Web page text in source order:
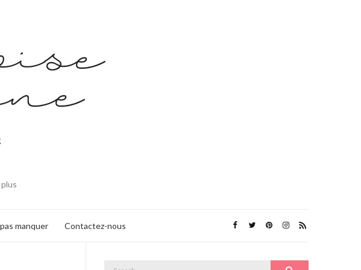
manquer Contactez-nous